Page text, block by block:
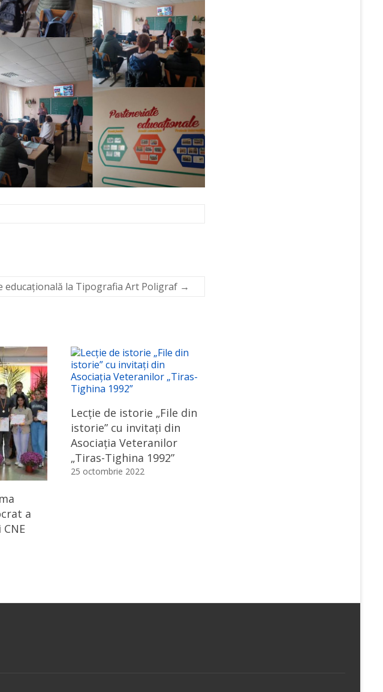
educațională la Tipografia Art Poligraf →
a
Lecție de istorie „File din
istorie” cu invitați din
Asociația Veteranilor
„Tiras-Tighina 1992”
25 octombrie 2022